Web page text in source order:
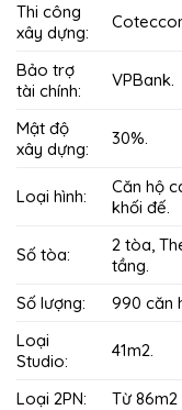
Thi công
xây dựng:
Bảo trợ
tài chính:
VPBank.
Mật độ
xây dựng:
30%.
Loại hình:
Căn hộ
khối đế.
Số tòa:
2 tòa,
tầng.
Số lượng:
990 căn
Loại
Studio:
41m2.
Loại 2PN:
Từ 86m2